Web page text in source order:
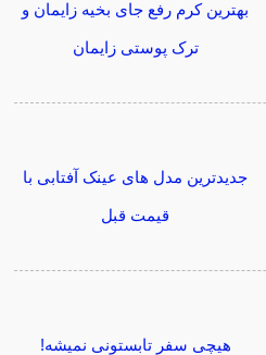
بهترین کرم رفع جای بخیه زایمان و
ترک پوستی زایمان
جدیدترین مدل های عینک آفتابی با
قیمت قبل
هیچی سفر تابستونی نمیشه!